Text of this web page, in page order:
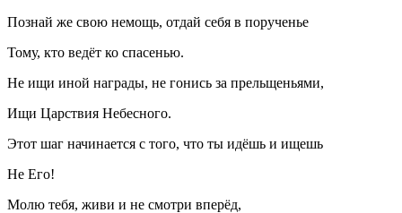
Познай же свою немощь, отдай себя в порученье
Тому, кто ведёт ко спасенью.
Не ищи иной награды, не гонись за прельщеньями,
Ищи Царствия Небесного.
Этот шаг начинается с того, что ты идёшь и ищешь
Не Его!
Молю тебя, живи и не смотри вперёд,